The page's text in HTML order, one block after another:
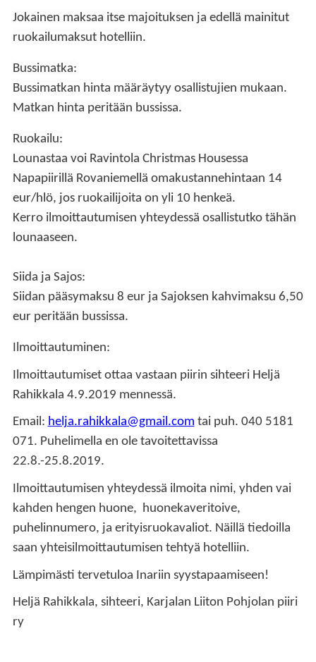
Jokainen maksaa itse majoituksen ja edellä mainitut
ruokailumaksut hotelliin.
Bussimatka:
Bussimatkan hinta määräytyy osallistujien mukaan.
Matkan hinta peritään bussissa.
Ruokailu:
Lounastaa voi Ravintola Christmas Housessa
Napapiirillä Rovaniemellä omakustannehintaan 14
eur/hlö, jos ruokailijoita on yli 10 henkeä.
Kerro ilmoittautumisen yhteydessä osallistutko tähän
lounaaseen.
Siida ja Sajos:
Siidan pääsymaksu 8 eur ja Sajoksen kahvimaksu 6,50
eur peritään bussissa.
Ilmoittautuminen:
Ilmoittautumiset ottaa vastaan piirin sihteeri Heljä
Rahikkala 4.9.2019 mennessä.
Email: helja.rahikkala@gmail.com tai puh. 040 5181
071. Puhelimella en ole tavoitettavissa
22.8.-25.8.2019.
Ilmoittautumisen yhteydessä ilmoita nimi, yhden vai
kahden hengen huone, huonekaveritoive,
puhelinnumero, ja erityisruokavaliot. Näillä tiedoilla
saan yhteisilmoittautumisen tehtyä hotelliin.
Lämpimästi tervetuloa Inariin syystapaamiseen!
Heljä Rahikkala, sihteeri, Karjalan Liiton Pohjolan piiri
ry